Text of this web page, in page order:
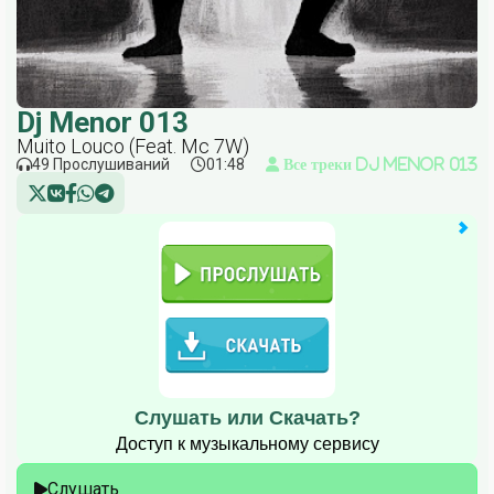
Dj Menor 013
Muito Louco (Feat. Mc 7W)
49 Прослушиваний 01:48 Все треки Dj Menor 013
Слушать или Скачать?
Доступ к музыкальному сервису
Слушать